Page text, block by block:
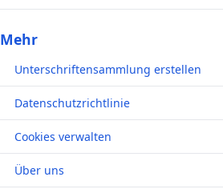
Mehr
Unterschriftensammlung erstellen
Datenschutzrichtlinie
Cookies verwalten
Über uns